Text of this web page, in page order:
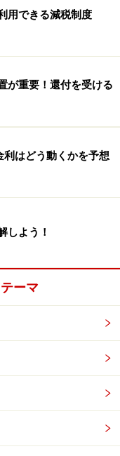
用できる減税制度
が重要！還付を受ける
はどう動くかを予想
しよう！
ーマ